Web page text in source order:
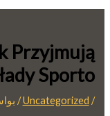
Przyjmują
Sporto
/
Uncategorized
/